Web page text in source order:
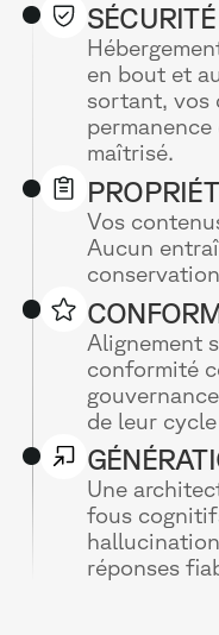
en bout et
sortant, vos
maîtrisé.
Vos
Aucun
Alignement
conformité
de leur
Une
fous
réponses